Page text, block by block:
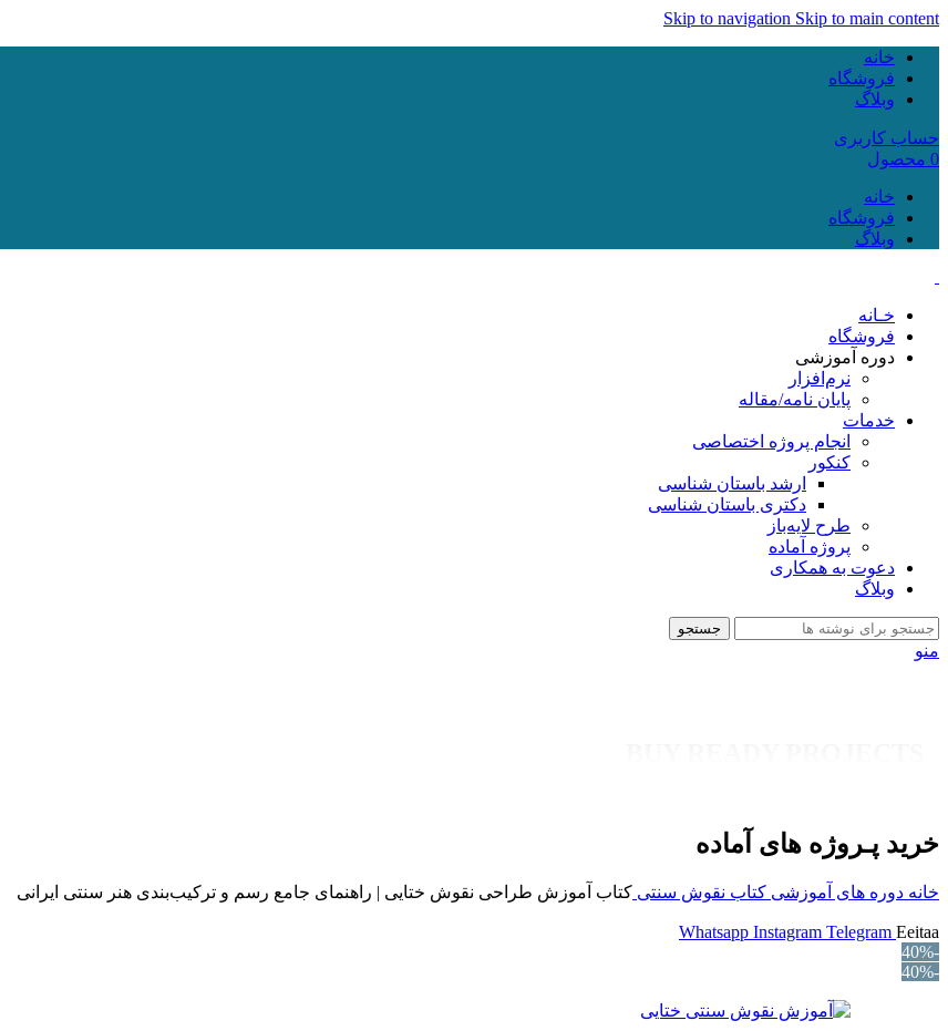
Skip to navigation Skip to main content
خانه
فروشگاه
وبلاگ
حساب کاربری
0 محصول
خانه
فروشگاه
وبلاگ
خـانه
فروشگاه
دوره آموزشی
نرم‌افزار
پایان نامه/مقاله
خدمات
انجام پروژه اختصاصی
کنکور
ارشد باستان شناسی
دکتری باستان شناسی
طرح لایه‌باز
پروژه آماده
دعوت به همکاری
وبلاگ
جستجو
منو
خرید پـروژه های آماده
خانه دوره های آموزشی کتاب نقوش سنتی کتاب آموزش طراحی نقوش ختایی | راهنمای جامع رسم و ترکیب‌بندی هنر سنتی ایرانی
Whatsapp Instagram Telegram Eeitaa
-40%
-40%